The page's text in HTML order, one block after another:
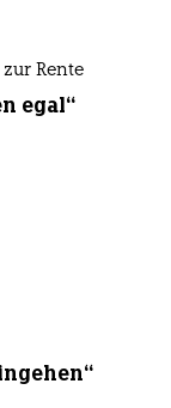
Rente
egal“